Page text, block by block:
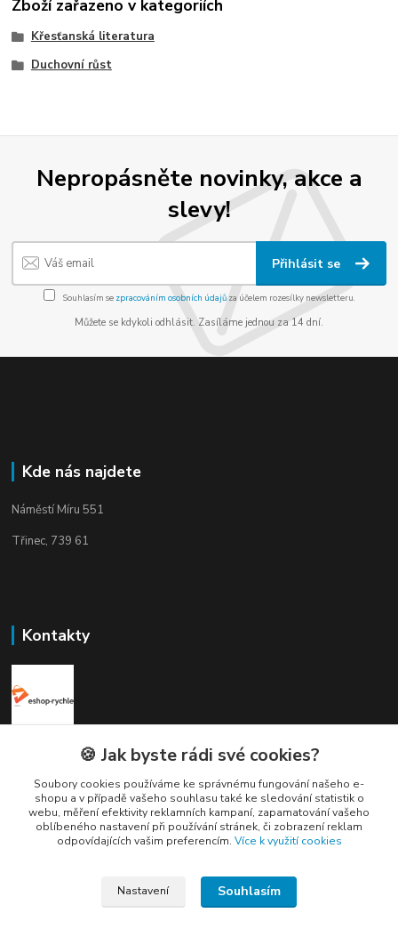
Zboží zařazeno v kategoriích
Křesťanská literatura
Duchovní růst
Nepropásněte novinky, akce a
slevy!
Přihlásit se
Souhlasím se zpracováním osobních údajůza účelem rozesílky newsletteru.
Můžete se kdykoli odhlásit. Zasíláme jednou za 14 dní.
Kde nás najdete
Náměstí Míru 551
Třinec, 739 61
Kontakty
Petr Nedvídek
+420 775688827 +420 737670415
(Po-Pá, 9-16 hod.)
🍪 Jak byste rádi své cookies?
Soubory cookies používáme ke správnému fungování našeho e-
shopu a v případě vašeho souhlasu také ke sledování statistik o
webu, měření efektivity reklamních kampaní, zapamatování vašeho
oblíbeného nastavení při používání stránek, či zobrazení reklam
odpovídajících vašim preferencím. Více k využití cookies
Nastavení Souhlasím